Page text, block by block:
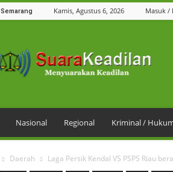
Semarang Kamis, Agustus 6, 2026 Masuk /
Nasional Regional Kriminal /
Daerah Laga Persik Kendal VS PSPS Riau